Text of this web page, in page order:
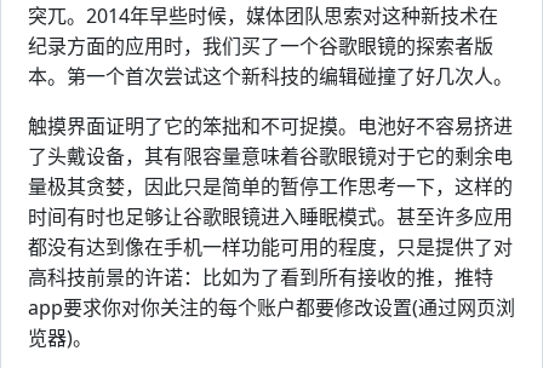
突兀。2014年早些时候，媒体团队思索对这种新技术在
纪录方面的应用时，我们买了一个谷歌眼镜的探索者版
本。第一个首次尝试这个新科技的编辑碰撞了好几次人。
触摸界面证明了它的笨拙和不可捉摸。电池好不容易挤进
了头戴设备，其有限容量意味着谷歌眼镜对于它的剩余电
量极其贪婪，因此只是简单的暂停工作思考一下，这样的
时间有时也足够让谷歌眼镜进入睡眠模式。甚至许多应用
都没有达到像在手机一样功能可用的程度，只是提供了对
高科技前景的许诺：比如为了看到所有接收的推，推特
app要求你对你关注的每个账户都要修改设置(通过网页浏
览器)。